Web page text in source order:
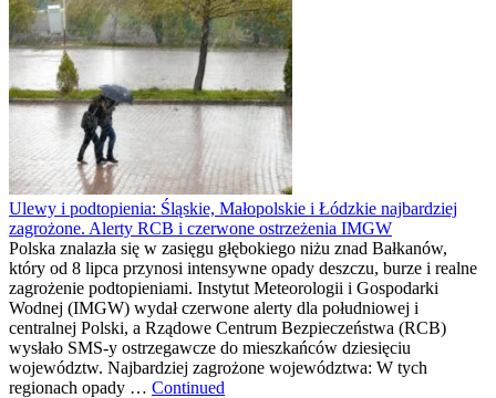
Ulewy i podtopienia: Śląskie, Małopolskie i Łódzkie najbardziej
zagrożone. Alerty RCB i czerwone ostrzeżenia IMGW
Polska znalazła się w zasięgu głębokiego niżu znad Bałkanów,
który od 8 lipca przynosi intensywne opady deszczu, burze i realne
zagrożenie podtopieniami. Instytut Meteorologii i Gospodarki
Wodnej (IMGW) wydał czerwone alerty dla południowej i
centralnej Polski, a Rządowe Centrum Bezpieczeństwa (RCB)
wysłało SMS-y ostrzegawcze do mieszkańców dziesięciu
województw. Najbardziej zagrożone województwa: W tych
regionach opady … Continued